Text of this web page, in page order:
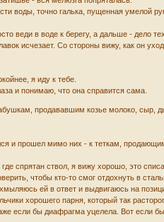
воды, точно галька, пущенная умелой
веди в воде к берегу, а дальше - дело
исчезает. Со стороны вижу, как он
я иду к тебе.
и понимаю, что она справится сама.
продававшим козье молоко, сыр,
и прошел мимо них - к теткам,
спрятан ствол, я вижу хорошо, это
чтобы кто-то смог отдохнуть в
ей в ответ и выдвигаюсь на
хорошего парня, который так
если бы диафрагма уцелела. Вот если